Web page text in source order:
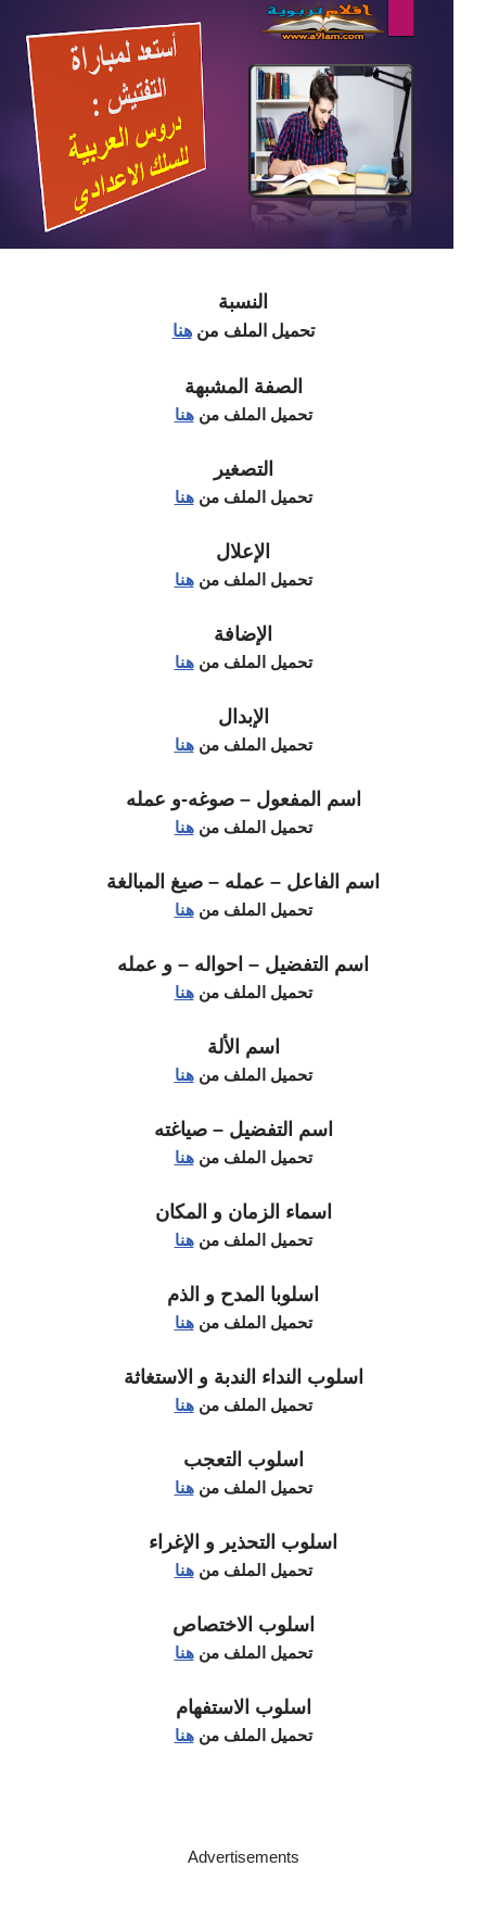
النسبة
تحميل الملف منهنا
الصفة المشبهة
تحميل الملف منهنا
التصغير
تحميل الملف منهنا
الإعلال
تحميل الملف منهنا
الإضافة
تحميل الملف منهنا
الإبدال
تحميل الملف منهنا
اسم المفعول – صوغه-و عمله
تحميل الملف منهنا
اسم الفاعل – عمله – صيغ المبالغة
تحميل الملف منهنا
اسم التفضيل – احواله – و عمله
تحميل الملف منهنا
اسم الألة
تحميل الملف منهنا
اسم التفضيل – صياغته
تحميل الملف منهنا
اسماء الزمان و المكان
تحميل الملف منهنا
اسلوبا المدح و الذم
تحميل الملف منهنا
اسلوب النداء الندبة و الاستغاثة
تحميل الملف منهنا
اسلوب التعجب
تحميل الملف منهنا
اسلوب التحذير و الإغراء
تحميل الملف منهنا
اسلوب الاختصاص
تحميل الملف منهنا
اسلوب الاستفهام
تحميل الملف منهنا
Advertisements